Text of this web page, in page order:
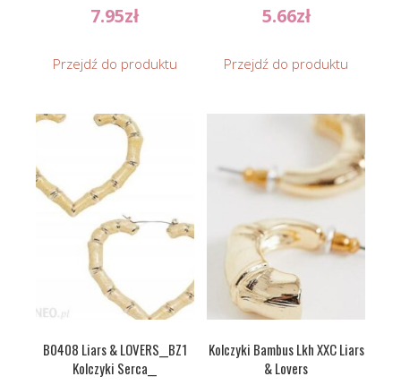
7.95zł
Przejdź do produktu
5.66zł
Przejdź do produktu
B0408 Liars & LOVERS__BZ1
Kolczyki Serca__
Kolczyki Bambus Lkh XXC Liars
& Lovers